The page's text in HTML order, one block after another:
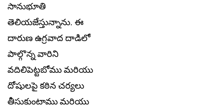
సానుభూతి
తెలియజేస్తున్నాను. ఈ
దారుణ ఉగ్రవాద దాడిలో
పాల్గొన్న వారిని
వదిలిపెట్టబోము మరియు
దోషులపై కఠిన చర్యలు
తీసుకుంటాము మరియు